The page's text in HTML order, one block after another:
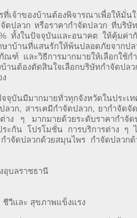
ที่เจ้าของบ้านต้องพิจารณาเพื่อให้มั่นใ
ดปลวก หรือราคากำจัดปลวก ที่บริษั
ทั้งในปัจจุบันและอนาคต ให้คุ้มค่า
ษาบ้านที่แสนรักให้พ้นปลอดภัยจากป
ฑ์ และวิธีการมากมายให้เลือกใช้ก
านต้องตัดสินใจเลือกบริษัทกำจัดปล
จุบันมีมากมายทั่วทุกจังหวัดในประเ
ลวก, สารเคมีกำจัดปลวก, ยากำจัดจั
าง ๆ มากมายด้วยระดับราคากำจัด
ะกัน โปรโมชั่น การบริการต่าง ๆ
ำจัดปลวกด้วยสมุนไพร กำจัดปลวก
อุบลราชธานี
ชีวีและ สุขภาพแข็งแรง